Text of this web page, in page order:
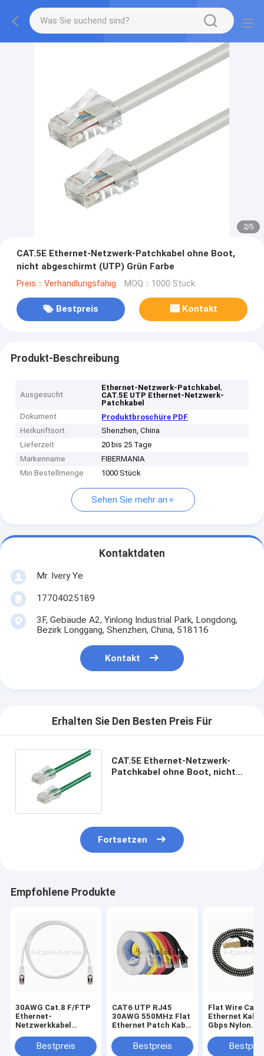
2/5
CAT.5E Ethernet-Netzwerk-Patchkabel ohne Boot,
nicht abgeschirmt (UTP) Grün Farbe
Preis：Verhandlungsfähig MOQ：1000 Stück
Bestpreis Kontakt
Produkt-Beschreibung
Ausgesucht
Ethernet-Netzwerk-Patchkabel,
CAT.5E UTP Ethernet-Netzwerk-
Patchkabel
Dokument
Produktbroschüre PDF
Herkunftsort
Shenzhen, China
Lieferzeit
20 bis 25 Tage
Markenname
FIBERMANIA
Min Bestellmenge
1000 Stück
Sehen Sie mehr an
Kontaktdaten
Mr. Ivery Ye
17704025189
3F, Gebäude A2, Yinlong Industrial Park, Longdong,
Bezirk Longgang, Shenzhen, China, 518116
Kontakt
Erhalten Sie Den Besten Preis Für
CAT.5E Ethernet-Netzwerk-
Patchkabel ohne Boot, nicht
Fortsetzen
Empfohlene Produkte
30AWG Cat.8 F/FTP
Ethernet-
Netzwerkkabel
RJ45 Patch Cord
Bestpreis
CAT6 UTP RJ45
30AWG 550MHz Flat
Ethernet Patch Kabel
Verbindung
Bestpreis
Flat Wire Cat7
Ethernet
Gbps Nylon
Kupfer Patch